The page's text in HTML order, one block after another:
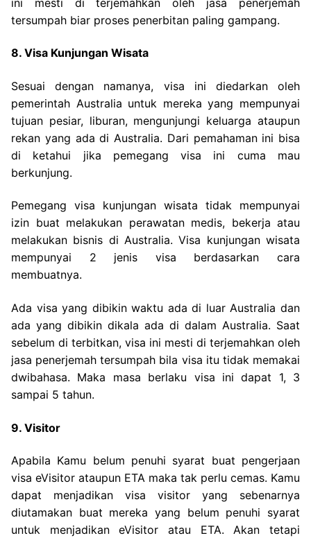
tersumpah biar proses penerbitan paling gampang.
8. Visa Kunjungan Wisata
Sesuai dengan namanya, visa ini diedarkan oleh
pemerintah Australia untuk mereka yang mempunyai
tujuan pesiar, liburan, mengunjungi keluarga ataupun
rekan yang ada di Australia. Dari pemahaman ini bisa
di ketahui jika pemegang visa ini cuma mau
berkunjung.
Pemegang visa kunjungan wisata tidak mempunyai
izin buat melakukan perawatan medis, bekerja atau
melakukan bisnis di Australia. Visa kunjungan wisata
mempunyai 2 jenis visa berdasarkan cara
membuatnya.
Ada visa yang dibikin waktu ada di luar Australia dan
ada yang dibikin dikala ada di dalam Australia. Saat
sebelum di terbitkan, visa ini mesti di terjemahkan oleh
jasa penerjemah tersumpah bila visa itu tidak memakai
dwibahasa. Maka masa berlaku visa ini dapat 1, 3
sampai 5 tahun.
9. Visitor
Apabila Kamu belum penuhi syarat buat pengerjaan
visa eVisitor ataupun ETA maka tak perlu cemas. Kamu
dapat menjadikan visa visitor yang sebenarnya
diutamakan buat mereka yang belum penuhi syarat
untuk menjadikan eVisitor atau ETA. Akan tetapi